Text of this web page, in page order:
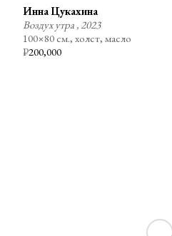
₽200,000
Инна Цукахина
Воздух утра , 2023
100×80 см., холст, масло